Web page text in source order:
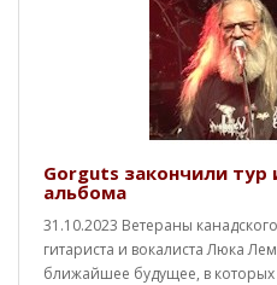
Gorguts закончили тур
альбома
31.10.2023 Ветераны
гитариста и вокалиста Люка
ближайшее будущее, в которых